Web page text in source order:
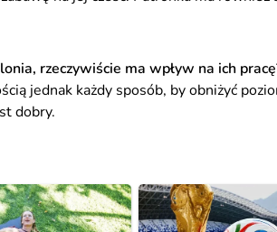
rzeczywiście ma wpływ na ich pracę
jednak każdy sposób, by obniżyć
dobry.